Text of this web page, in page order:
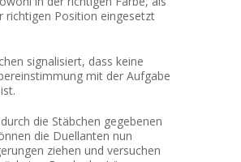
richtigen Position eingesetzt
signalisiert, dass keine
mit der Aufgabe
die Stäbchen gegebenen
die Duellanten nun
ziehen und versuchen